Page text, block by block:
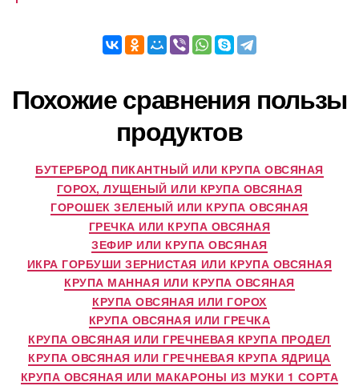
Похожие сравнения пользы
продуктов
БУТЕРБРОД ПИКАНТНЫЙ ИЛИ КРУПА ОВСЯНАЯ
ГОРОХ, ЛУЩЕНЫЙ ИЛИ КРУПА ОВСЯНАЯ
ГОРОШЕК ЗЕЛЕНЫЙ ИЛИ КРУПА ОВСЯНАЯ
ГРЕЧКА ИЛИ КРУПА ОВСЯНАЯ
ЗЕФИР ИЛИ КРУПА ОВСЯНАЯ
ИКРА ГОРБУШИ ЗЕРНИСТАЯ ИЛИ КРУПА ОВСЯНАЯ
КРУПА МАННАЯ ИЛИ КРУПА ОВСЯНАЯ
КРУПА ОВСЯНАЯ ИЛИ ГОРОХ
КРУПА ОВСЯНАЯ ИЛИ ГРЕЧКА
КРУПА ОВСЯНАЯ ИЛИ ГРЕЧНЕВАЯ КРУПА ПРОДЕЛ
КРУПА ОВСЯНАЯ ИЛИ ГРЕЧНЕВАЯ КРУПА ЯДРИЦА
КРУПА ОВСЯНАЯ ИЛИ МАКАРОНЫ ИЗ МУКИ 1 СОРТА